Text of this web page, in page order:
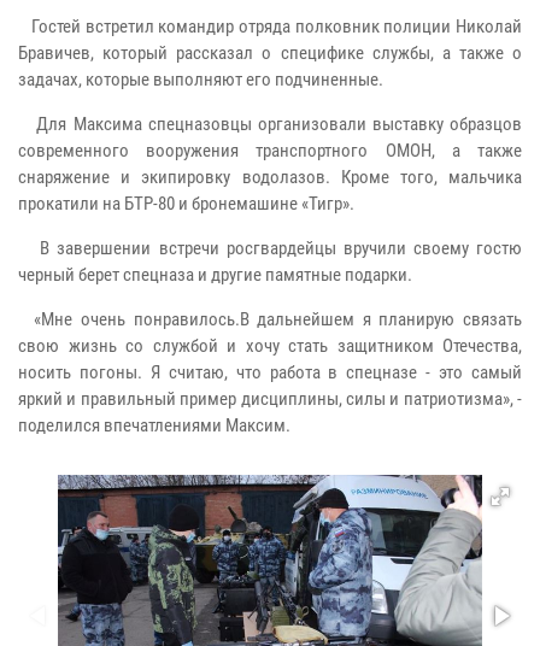
Гостей встретил командир отряда полковник полиции Николай
Бравичев, который рассказал о специфике службы, а также о
задачах, которые выполняют его подчиненные.
Для Максима спецназовцы организовали выставку образцов
современного вооружения транспортного ОМОН, а также
снаряжение и экипировку водолазов. Кроме того, мальчика
прокатили на БТР-80 и бронемашине «Тигр».
В завершении встречи росгвардейцы вручили своему гостю
черный берет спецназа и другие памятные подарки.
«Мне очень понравилось.В дальнейшем я планирую связать
свою жизнь со службой и хочу стать защитником Отечества,
носить погоны. Я считаю, что работа в спецназе - это самый
яркий и правильный пример дисциплины, силы и патриотизма», -
поделился впечатлениями Максим.